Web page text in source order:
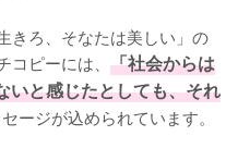
きろ、そなたは美しい」の
コピーには、 「社会からは
いと感じたとしても、それ
ージが込められています。